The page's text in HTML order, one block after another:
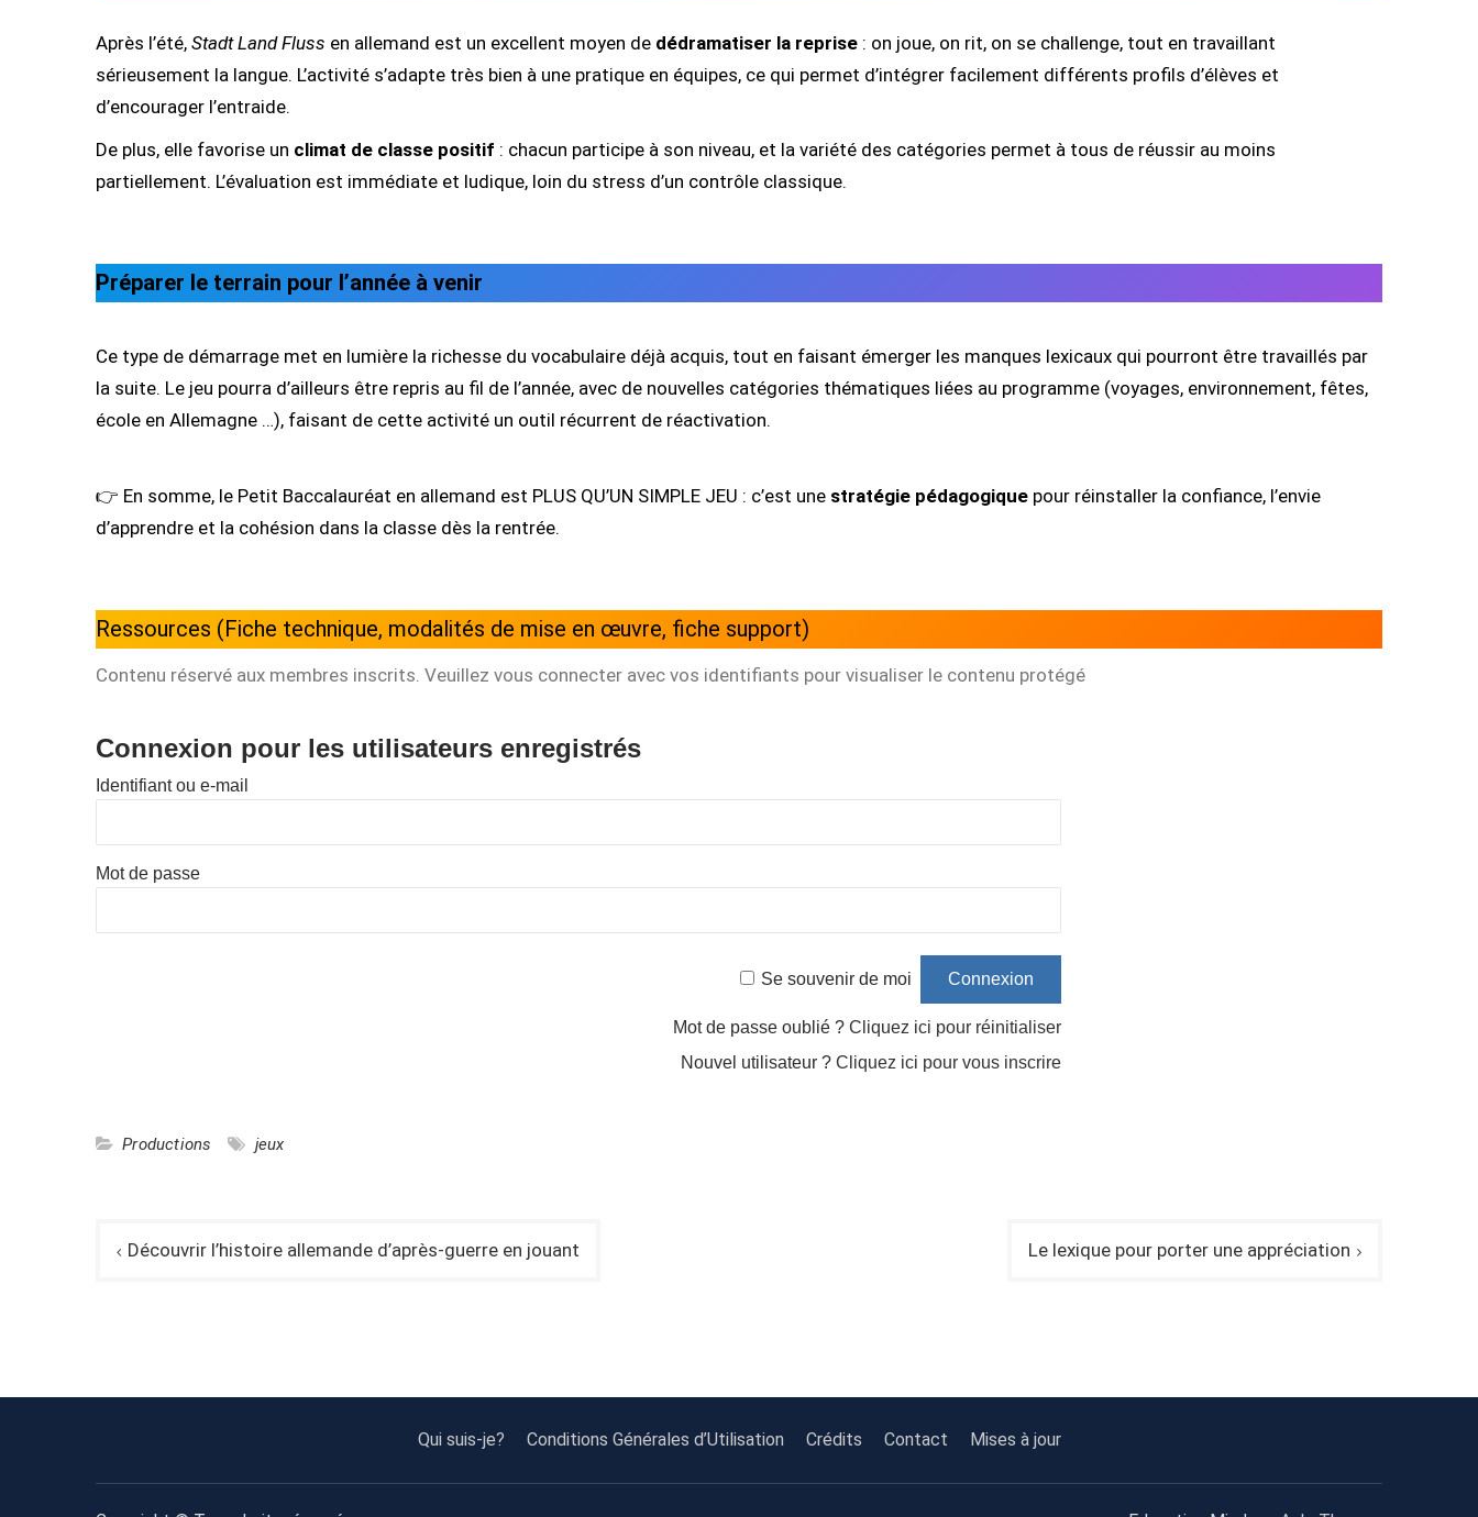
Après l’été, Stadt Land Fluss en allemand est un excellent moyen de dédramatiser la reprise : on joue, on rit, on se challenge, tout en travaillant
sérieusement la langue. L’activité s’adapte très bien à une pratique en équipes, ce qui permet d’intégrer facilement différents profils d’élèves et
d’encourager l’entraide.
De plus, elle favorise un climat de classe positif : chacun participe à son niveau, et la variété des catégories permet à tous de réussir au moins
partiellement. L’évaluation est immédiate et ludique, loin du stress d’un contrôle classique.
Préparer le terrain pour l’année à venir
Ce type de démarrage met en lumière la richesse du vocabulaire déjà acquis, tout en faisant émerger les manques lexicaux qui pourront être travaillés par
la suite. Le jeu pourra d’ailleurs être repris au fil de l’année, avec de nouvelles catégories thématiques liées au programme (voyages, environnement, fêtes,
école en Allemagne …), faisant de cette activité un outil récurrent de réactivation.
👉 En somme, le Petit Baccalauréat en allemand est PLUS QU’UN SIMPLE JEU : c’est une stratégie pédagogique pour réinstaller la confiance, l’envie
d’apprendre et la cohésion dans la classe dès la rentrée.
Ressources (Fiche technique, modalités de mise en œuvre, fiche support)
Contenu réservé aux membres inscrits. Veuillez vous connecter avec vos identifiants pour visualiser le contenu protégé
Connexion pour les utilisateurs enregistrés
Identifiant ou e-mail
Mot de passe
Se souvenir de moi
Mot de passe oublié ? Cliquez ici pour réinitialiser
Nouvel utilisateur ? Cliquez ici pour vous inscrire
Productions jeux
Navigation
Découvrir l’histoire allemande d’après-guerre en jouant Le lexique pour porter une appréciation
Qui suis-je? Conditions Générales d’Utilisation Crédits Contact Mises à jour